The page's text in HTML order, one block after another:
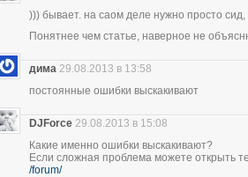
))) бывает. на саом деле нужно просто
Понятнее чем статье, наверное не
дима 29.08.2013 в 13:58
постоянные ошибки выскакивают
DJForce 29.08.2013 в 15:08
Какие именно ошибки выскакивают?
Если сложная проблема можете открыть
/forum/